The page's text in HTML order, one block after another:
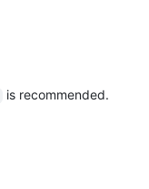
is recommended.